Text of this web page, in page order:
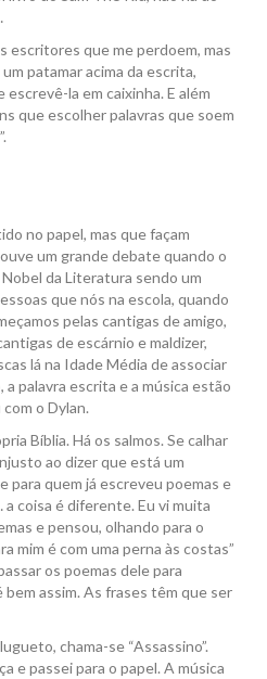
escritores que me perdoem, mas
patamar acima da escrita,
la em caixinha. E além
que escolher palavras que soem
no papel, mas que façam
um grande debate quando o
da Literatura sendo um
que nós na escola, quando
pelas cantigas de amigo,
de escárnio e maldizer,
lá na Idade Média de associar
a palavra escrita e a música estão
o Dylan.
Bíblia. Há os salmos. Se calhar
ao dizer que está um
para quem já escreveu poemas e
coisa é diferente. Eu vi muita
e pensou, olhando para o
mim é com uma perna às costas”
os poemas dele para
assim. As frases têm que ser
chama-se “Assassino”.
e passei para o papel. A música